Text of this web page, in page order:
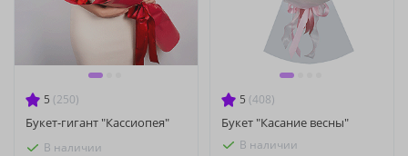
5 (250)
Букет-гигант "Кассиопея"
В наличии
5 (408)
Букет "Касание весны"
В наличии